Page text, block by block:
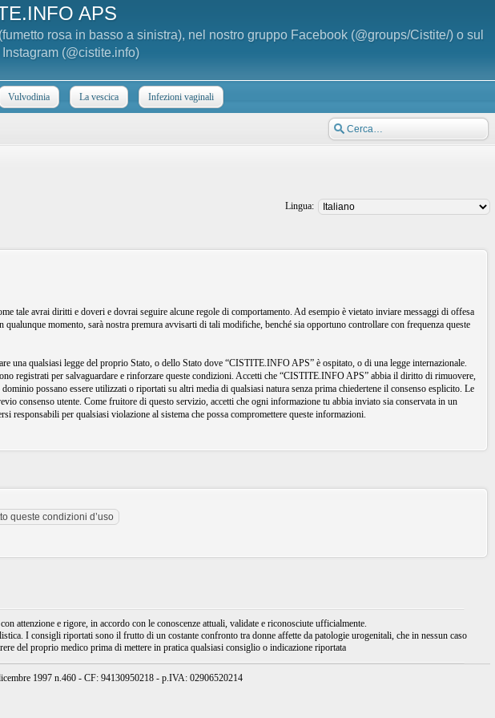
APS
rosa in basso a sinistra), nel nostro gruppo Facebook (@groups/Cistite/) o sul
(@cistite.info)
Vulvodinia La vescica Infezioni vaginali
Lingua:
avrai diritti e doveri e dovrai seguire alcune regole di comportamento. Ad esempio è vietato inviare messaggi di offesa
momento, sarà nostra premura avvisarti di tali modifiche, benché sia opportuno controllare con frequenza queste
una qualsiasi legge del proprio Stato, o dello Stato dove “CISTITE.INFO APS” è ospitato, o di una legge internazionale.
registrati per salvaguardare e rinforzare queste condizioni. Accetti che “CISTITE.INFO APS” abbia il diritto di rimuovere,
possano essere utilizzati o riportati su altri media di qualsiasi natura senza prima chiedertene il consenso esplicito. Le
consenso utente. Come fruitore di questo servizio, accetti che ogni informazione tu abbia inviato sia conservata in un
responsabili per qualsiasi violazione al sistema che possa compromettere queste informazioni.
e rigore, in accordo con le conoscenze attuali, validate e riconosciute ufficialmente.
I consigli riportati sono il frutto di un costante confronto tra donne affette da patologie urogenitali, che in nessun caso
del proprio medico prima di mettere in pratica qualsiasi consiglio o indicazione riportata
1997 n.460 - CF: 94130950218 - p.IVA: 02906520214